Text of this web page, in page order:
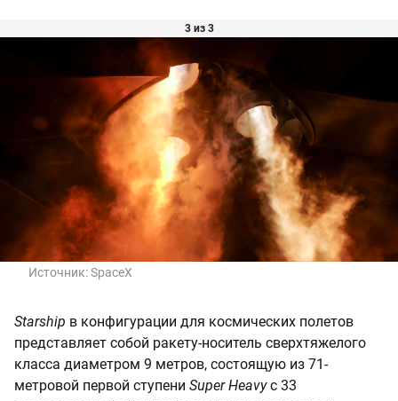
3 из 3
Источник:SpaceX
Starship в конфигурации для космических полетов
представляет собой ракету-носитель сверхтяжелого
класса диаметром 9 метров, состоящую из 71-
метровой первой ступени Super Heavyс 33